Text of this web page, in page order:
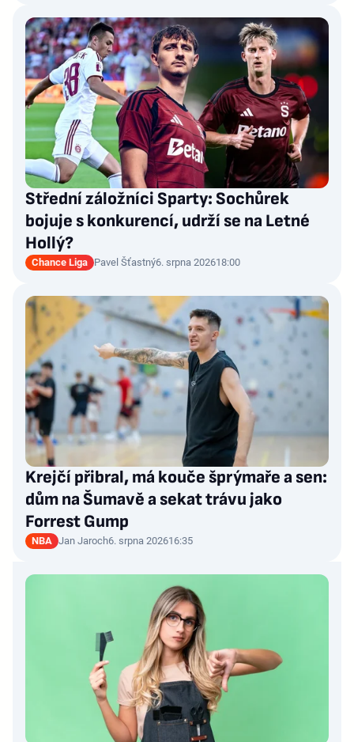
Střední záložníci Sparty: Sochůrek
bojuje s konkurencí, udrží se na Letné
Hollý?
Chance Liga Pavel Šťastný6. srpna 202618:00
Krejčí přibral, má kouče šprýmaře a sen:
dům na Šumavě a sekat trávu jako
Forrest Gump
NBA Jan Jaroch6. srpna 202616:35